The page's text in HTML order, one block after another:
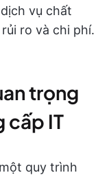
vụ chất
ro và chi phí.
trọng
cấp IT
quy trình